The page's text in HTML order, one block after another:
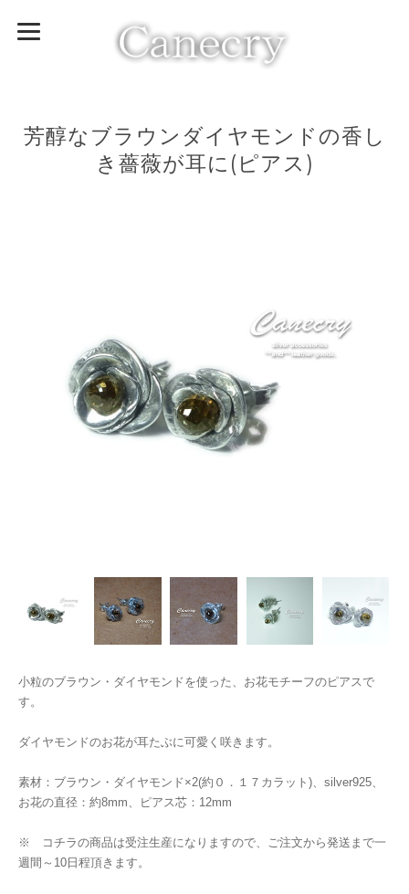
芳醇なブラウンダイヤモンドの香し
き薔薇が耳に(ピアス)
小粒のブラウン・ダイヤモンドを使った、お花モチーフのピアスで
す。
ダイヤモンドのお花が耳たぶに可愛く咲きます。
素材：ブラウン・ダイヤモンド×2(約０．１７カラット)、silver925、
お花の直径：約8mm、ピアス芯：12mm
※ コチラの商品は受注生産になりますので、ご注文から発送まで一
週間～10日程頂きます。